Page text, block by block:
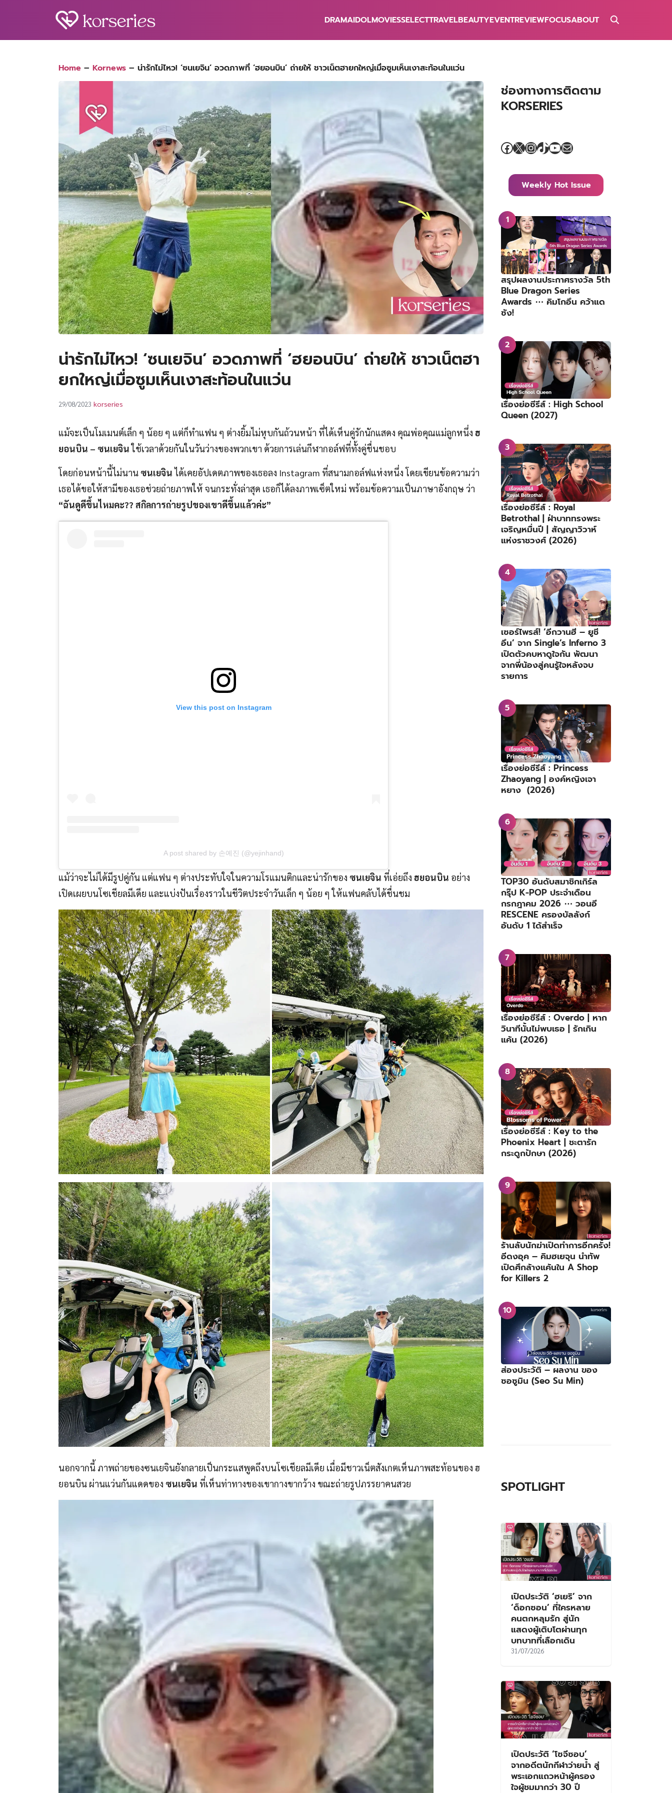
DRAMAIDOLMOVIESSELECTTRAVELBEAUTYEVENTREVIEWFOCUSABOUT
Home – Kornews – น่ารักไม่ไหว! ‘ซนเยจิน’ อวดภาพที่ ‘ฮยอนบิน’ ถ่ายให้ ชาวเน็ตฮายกใหญ่เมื่อซูมเห็นเงาสะท้อนในแว่น
น่ารักไม่ไหว! ‘ซนเยจิน’ อวดภาพที่ ‘ฮยอนบิน’ ถ่ายให้ ชาวเน็ตฮา
ยกใหญ่เมื่อซูมเห็นเงาสะท้อนในแว่น
29/08/2023 korseries
แม้จะเป็นโมเมนต์เล็ก ๆ น้อย ๆ แต่ก็ทำแฟน ๆ ต่างยิ้มไม่หุบกันถ้วนหน้า ที่ได้เห็นคู่รักนักแสดง คุณพ่อคุณแม่ลูกหนึ่ง ฮ
ยอนบิน – ซนเยจินใช้เวลาด้วยกันในวันว่างของพวกเขา ด้วยการเล่นกีฬากอล์ฟที่ทั้งคู่ชื่นชอบ
โดยก่อนหน้านี้ไม่นานซนเยจิน ได้เคยอัปเดตภาพของเธอลง Instagram ที่สนามกอล์ฟแห่งหนึ่ง โดยเขียนข้อความว่า
เธอได้ขอให้สามีของเธอช่วยถ่ายภาพให้ จนกระทั่งล่าสุด เธอก็ได้ลงภาพเซ็ตใหม่ พร้อมข้อความเป็นภาษาอังกฤษ ว่า
“ฉันดูดีขึ้นไหมคะ?? สกิลการถ่ายรูปของเขาดีขึ้นแล้วค่ะ”
View this post on Instagram
A post shared by 손예진 (@yejinhand)
แม้ว่าจะไม่ได้มีรูปคู่กัน แต่แฟน ๆ ต่างประทับใจในความโรแมนติกและน่ารักของ ซนเยจิน ที่เอ่ยถึง ฮยอนบิน อย่าง
เปิดเผยบนโซเชียลมีเดีย และแบ่งปันเรื่องราวในชีวิตประจำวันเล็ก ๆ น้อย ๆ ให้แฟนคลับได้ชื่นชม
นอกจากนี้ ภาพถ่ายของซนเยจินยังกลายเป็นกระแสพูดถึงบนโซเชียลมีเดีย เมื่อมีชาวเน็ตสังเกตเห็นภาพสะท้อนของ ฮ
ยอนบิน ผ่านแว่นกันแดดของ ซนเยจิน ที่เห็นท่าทางของเขากางขากว้าง ขณะถ่ายรูปภรรยาคนสวย
ช่องทางการติดตาม
KORSERIES
Facebook
X Instagram
TikTok
YouTube
Mail
Weekly Hot Issue
สรุปผลงานประกาศรางวัล 5th
Blue Dragon Series
Awards ⋯ คิมโกอึน คว้าแด
ซัง!
เรื่องย่อซีรีส์ : High School
Queen (2027)
เรื่องย่อซีรีส์ : Royal
Betrothal | ฝ่าบาททรงพระ
เจริญหมื่นปี | สัญญาวิวาห์
แห่งราชวงศ์ (2026)
เซอร์ไพรส์! ‘อีกวานฮี – ยูชี
อึน’ จาก Single’s Inferno 3
เปิดตัวคบหาดูใจกัน พัฒนา
จากพี่น้องสู่คนรู้ใจหลังจบ
รายการ
เรื่องย่อซีรีส์ : Princess
Zhaoyang | องค์หญิงเจา
หยาง (2026)
TOP30 อันดับสมาชิกเกิร์ล
กรุ๊ป K-POP ประจำเดือน
กรกฎาคม 2026 ⋯ วอนอี
RESCENE ครองบัลลังก์
อันดับ 1 ได้สำเร็จ
เรื่องย่อซีรีส์ : Overdo | หาก
วินาทีนั้นไม่พบเธอ | รักเกิน
แค้น (2026)
เรื่องย่อซีรีส์ : Key to the
Phoenix Heart | ชะตารัก
กระดูกปักษา (2026)
ร้านลับนักฆ่าเปิดทำการอีกครั้ง!
อีดงอุค – คิมฮเยจุน นำทัพ
เปิดศึกล้างแค้นใน A Shop
for Killers 2
ส่องประวัติ – ผลงาน ของ
ซอซูมิน (Seo Su Min)
SPOTLIGHT
เปิดประวัติ ‘ฮเยริ’ จาก
‘ด็อกซอน’ ที่ใครหลาย
คนตกหลุมรัก สู่นัก
แสดงผู้เติบโตผ่านทุก
บทบาทที่เลือกเดิน
31/07/2026
เปิดประวัติ ‘โซจีซอบ’
จากอดีตนักกีฬาว่ายน้ำ สู่
พระเอกแถวหน้าผู้ครอง
ใจผู้ชมมากว่า 30 ปี